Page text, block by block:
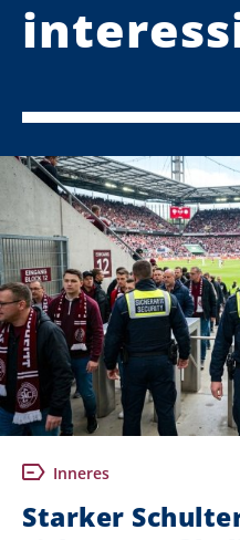
Inneres
Starker